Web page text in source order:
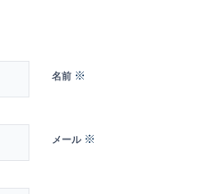
名前 ※
メール ※